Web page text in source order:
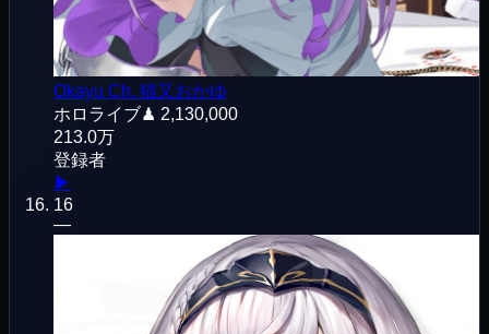
Okayu Ch. 猫又おかゆ
ホロライブ♟ 2,130,000
213.0万
登録者
▶
16
—